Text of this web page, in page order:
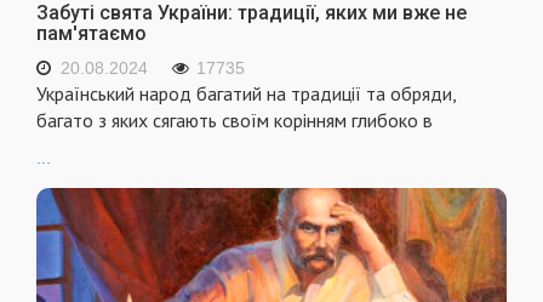
Забуті свята України: традиції, яких ми вже не
пам'ятаємо
20.08.2024 17735
Український народ багатий на традиції та обряди,
багато з яких сягають своїм корінням глибоко в
...